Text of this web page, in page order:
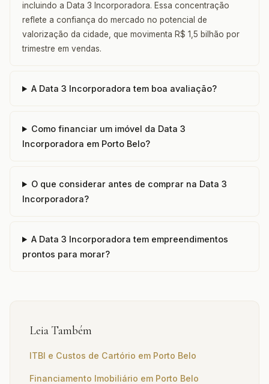
incluindo a Data 3 Incorporadora. Essa concentração
reflete a confiança do mercado no potencial de
valorização da cidade, que movimenta R$ 1,5 bilhão por
trimestre em vendas.
A Data 3 Incorporadora tem boa avaliação?
Como financiar um imóvel da Data 3
Incorporadora em Porto Belo?
O que considerar antes de comprar na Data 3
Incorporadora?
A Data 3 Incorporadora tem empreendimentos
prontos para morar?
Leia Também
ITBI e Custos de Cartório em Porto Belo
Financiamento Imobiliário em Porto Belo